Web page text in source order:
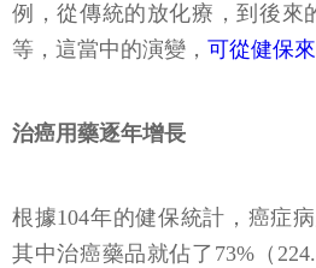
例，從傳統的放化療，到後來
等，這當中的演變， 可從健保
治癌用藥逐年增長
根據104年的健保統計，癌症
其中治癌藥品就佔了73%（